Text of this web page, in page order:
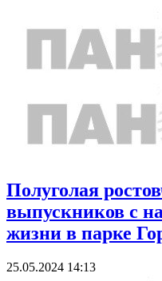
Полуголая
выпускников с
жизни в парке
25.05.2024 14:13